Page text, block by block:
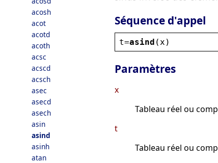
acosh
acot
acotd
acoth
acsc
acscd
acsch
asec
asecd
asech
asin
asind
asinh
atan
Séquence d'appel
t=asind ( x )
Paramètres
x
Tableau réel ou
t
Tableau réel ou